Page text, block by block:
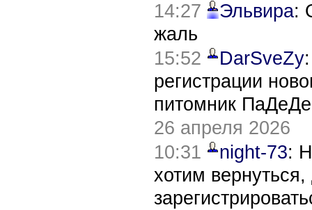
14:27
Эльвира:
жаль
15:52
DarSveZy
регистрации
питомник
26 апреля 2026
10:31
night-73:
хотим